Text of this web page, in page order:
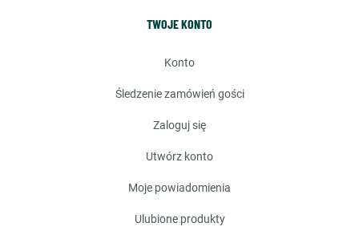
TWOJE KONTO
konto
śledzenie zamówień gości
zaloguj się
utwórz konto
moje powiadomienia
ulubione produkty